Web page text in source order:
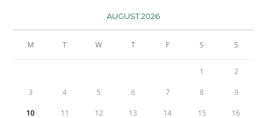
AUGUST 2026
M T W T F S S
1 2
3 4 5 6 7 8 9
10 11 12 13 14 15 16